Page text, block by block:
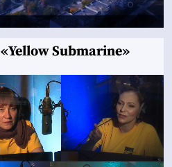
Submarine»